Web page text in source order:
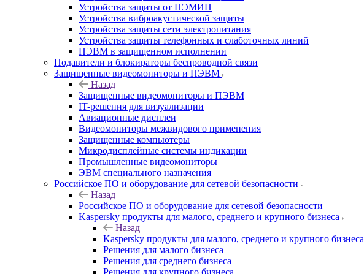
Устройства защиты от ПЭМИН
Устройства виброакустической защиты
Устройства защиты сети электропитания
Устройства защиты телефонных и слаботочных линий
ПЭВМ в защищенном исполнении
Подавители и блокираторы беспроводной связи
Защищенные видеомониторы и ПЭВМ
Назад
Защищенные видеомониторы и ПЭВМ
IT-решения для визуализации
Авиационные дисплеи
Видеомониторы межвидового применения
Защищенные компьютеры
Микродисплейные системы индикации
Промышленные видеомониторы
ЭВМ специального назначения
Российское ПО и оборудование для сетевой безопасности
Назад
Российское ПО и оборудование для сетевой безопасности
Kaspersky продукты для малого, среднего и крупного бизнеса
Назад
Kaspersky продукты для малого, среднего и крупного бизнеса
Решения для малого бизнеса
Решения для среднего бизнеса
Решения для крупного бизнеса